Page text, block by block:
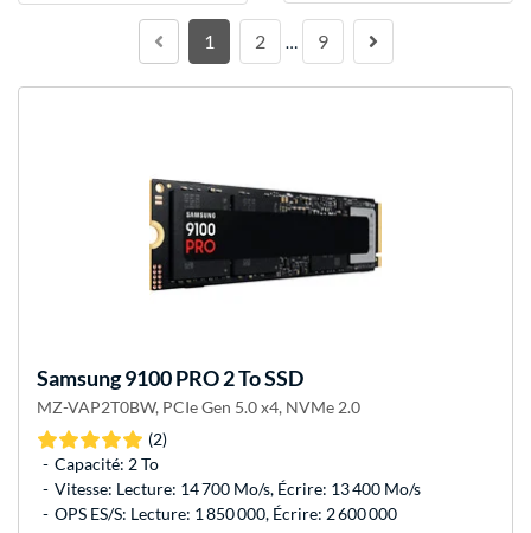
1 2 … 9
Samsung9100 PRO 2 To SSD
MZ-VAP2T0BW, PCIe Gen 5.0 x4, NVMe 2.0
(2)
Capacité: 2 To
Vitesse: Lecture: 14 700 Mo/s, Écrire: 13 400 Mo/s
OPS ES/S: Lecture: 1 850 000, Écrire: 2 600 000